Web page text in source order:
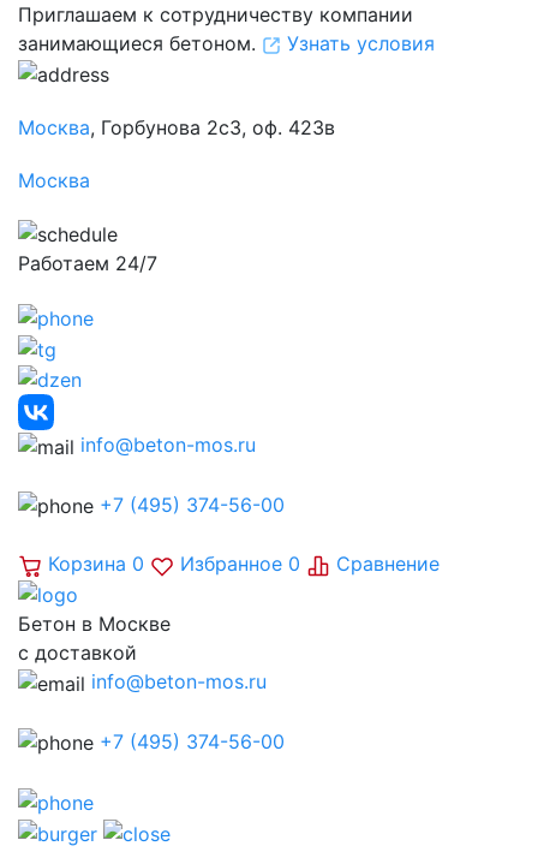
Приглашаем к сотрудничеству компании
занимающиеся бетоном.
Узнать условия
Москва, Горбунова 2с3, оф. 423в
Москва
Работаем 24/7
info@beton-mos.ru
+7 (495) 374-56-00
Корзина 0 Избранное 0 Сравнение
Бетон в Москве
с доставкой
info@beton-mos.ru
+7 (495) 374-56-00